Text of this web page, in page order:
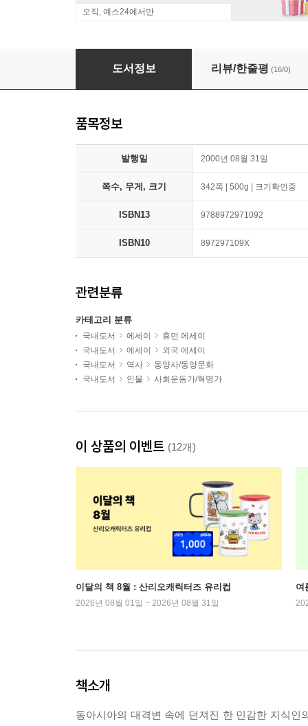
오직, 예스24에서만
도서정보 리뷰/한줄평 (16/0)
품목정보
발행일 2000년 08월 31일
쪽수, 무게, 크기 342쪽 | 500g | 크기확인중
ISBN13 9788972971092
ISBN10 897297109X
관련분류
카테고리 분류
국내도서 에세이
휴먼 에세이
국내도서
에세이
외국 에세이
국내도서
역사
동양사/동양문화
국내도서
인물 사회운동가/혁명가
이 상품의 이벤트 (12개)
이달의 책 8월 : 산리오캐릭터즈 유리컵
2026년 08월 01일 ~ 2026년 08월 31일
여
책소개
동아시아의 대격변 속에 던져진 한 민감한 지식